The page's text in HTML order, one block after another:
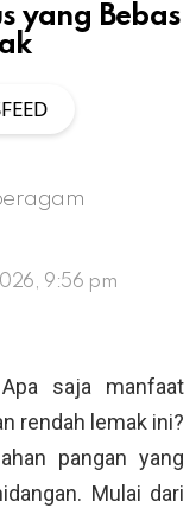
yang Bebas
9:56 pm
Apa saja manfaat
rendah lemak ini?
pangan yang
Mulai dari